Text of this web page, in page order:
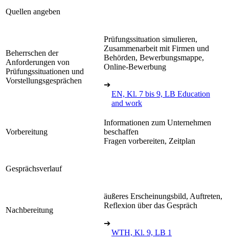
Quellen angeben
Beherrschen der
Anforderungen von
Prüfungssituationen und
Vorstellungsgesprächen
Prüfungssituation simulieren,
Zusammenarbeit mit Firmen und
Behörden, Bewerbungsmappe,
Online-Bewerbung
➔
EN, Kl. 7 bis 9, LB Education
and work
Vorbereitung
Informationen zum Unternehmen
beschaffen
Fragen vorbereiten, Zeitplan
Gesprächsverlauf
Nachbereitung
äußeres Erscheinungsbild, Auftreten,
Reflexion über das Gespräch
➔
WTH, Kl. 9, LB 1